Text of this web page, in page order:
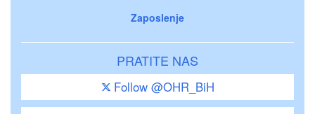
Zaposlenje
PRATITE NAS
Follow @OHR_BiH